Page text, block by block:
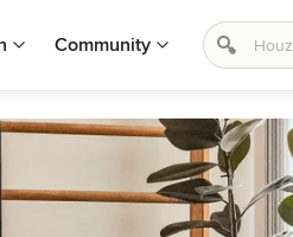
Community